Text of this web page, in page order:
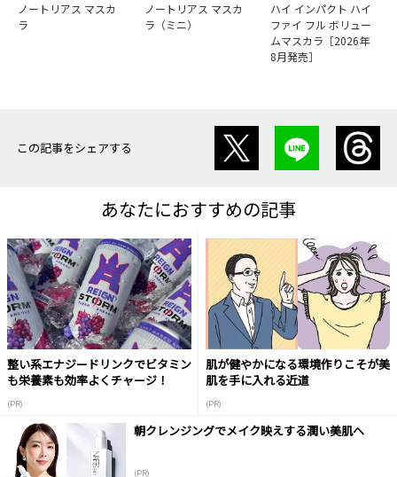
ノートリアス マスカ
ラ
ノートリアス マスカ
ラ（ミニ）
ハイ インパクト ハイ
ファイ フル ボリュー
ムマスカラ［2026年
8月発売］
この記事をシェアする
あなたにおすすめの記事
整い系エナジードリンクでビタミン
も栄養素も効率よくチャージ！
(PR)
肌が健やかになる環境作りこそが美
肌を手に入れる近道
(PR)
朝クレンジングでメイク映えする潤い美肌へ
(PR)